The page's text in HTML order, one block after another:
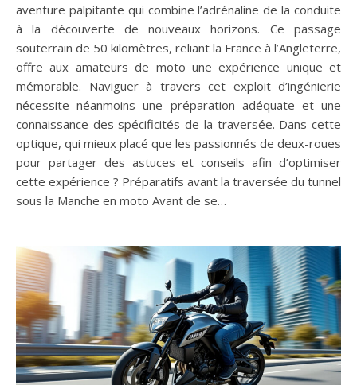
aventure palpitante qui combine l’adrénaline de la conduite
à la découverte de nouveaux horizons. Ce passage
souterrain de 50 kilomètres, reliant la France à l’Angleterre,
offre aux amateurs de moto une expérience unique et
mémorable. Naviguer à travers cet exploit d’ingénierie
nécessite néanmoins une préparation adéquate et une
connaissance des spécificités de la traversée. Dans cette
optique, qui mieux placé que les passionnés de deux-roues
pour partager des astuces et conseils afin d’optimiser
cette expérience ? Préparatifs avant la traversée du tunnel
sous la Manche en moto Avant de se…